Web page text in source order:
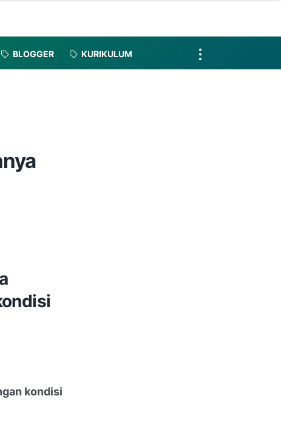
BLOGGER KURIKULUM
kondisi